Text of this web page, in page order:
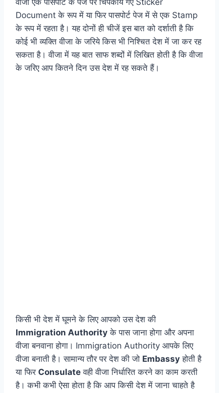
वीजा एक पासपोर्ट के पेज पर चिपकाये गए Sticker
Document के रूप में या फिर पासपोर्ट पेज में से एक Stamp
के रूप में रहता है। यह दोनों ही चीजें इस बात को दर्शाती है कि
कोई भी व्यक्ति वीजा के जरिये किस भी निश्चित देश में जा कर रह
सकता है। वीजा में यह बात साफ शब्दों में लिखित होती है कि वीजा
के जरिए आप कितने दिन उस देश में रह सकते हैं।
किसी भी देश में घूमने के लिए आपको उस देश की
Immigration Authority के पास जाना होगा और अपना
वीजा बनवाना होगा। Immigration Authority आपके लिए
वीजा बनाती है। सामान्य तौर पर देश की जो Embassy होती है
या फिर Consulate वही वीजा निर्धारित करने का काम करती
है। कभी कभी ऐसा होता है कि आप किसी देश में जाना चाहते है